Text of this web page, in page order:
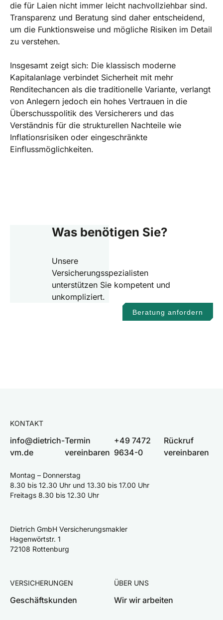
die für Laien nicht immer leicht nachvollziehbar sind.
Transparenz und Beratung sind daher entscheidend,
um die Funktionsweise und mögliche Risiken im Detail
zu verstehen.
Insgesamt zeigt sich: Die klassisch moderne
Kapitalanlage verbindet Sicherheit mit mehr
Renditechancen als die traditionelle Variante, verlangt
von Anlegern jedoch ein hohes Vertrauen in die
Überschusspolitik des Versicherers und das
Verständnis für die strukturellen Nachteile wie
Inflationsrisiken oder eingeschränkte
Einflussmöglichkeiten.
Was benötigen Sie?
Unsere
Versicherungsspezialisten
unterstützen Sie kompetent und
unkompliziert.
Beratung anfordern
KONTAKT
info@dietrich-
vm.de
Termin
vereinbaren
+49 7472
9634-0
Rückruf
vereinbaren
Montag – Donnerstag
8.30 bis 12.30 Uhr und 13.30 bis 17.00 Uhr
Freitags 8.30 bis 12.30 Uhr
Dietrich GmbH Versicherungsmakler
Hagenwörtstr. 1
72108 Rottenburg
VERSICHERUNGEN
Geschäftskunden
ÜBER UNS
Wir wir arbeiten